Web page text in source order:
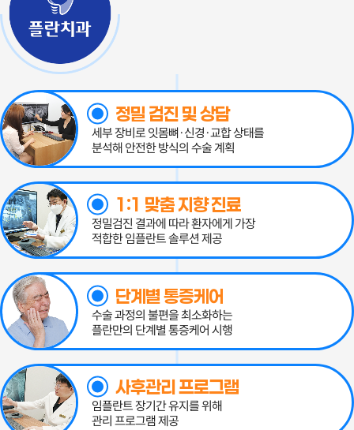
정밀 검진 및 상담
세부 장비로 잇몸뼈·신경·교합 상태를
분석해 안전한 방식의 수술 계획
1:1 맞춤 지향 진료
정밀검진 결과에 따라 환자에게 가장
적합한 임플란트 솔루션 제공
단계별 통증케어
수술 과정의 불편을 최소화하는
플란만의 단계별 통증케어 시행
사후관리 프로그램
임플란트 장기간 유지를 위해
관리 프로그램 제공